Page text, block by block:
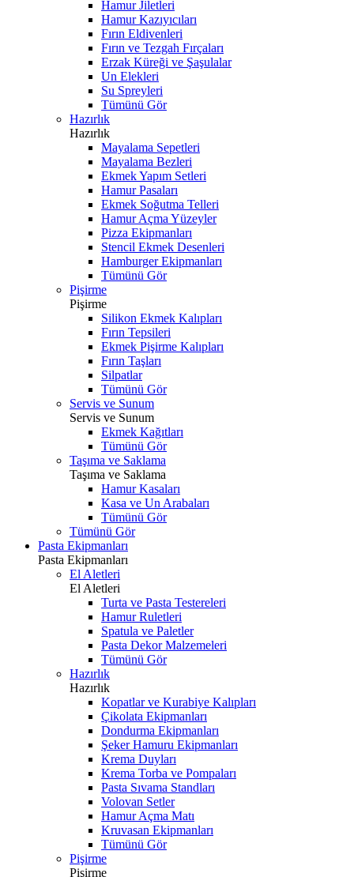
Hamur Jiletleri
Hamur Kazıyıcıları
Fırın Eldivenleri
Fırın ve Tezgah Fırçaları
Erzak Küreği ve Şaşulalar
Un Elekleri
Su Spreyleri
Tümünü Gör
Hazırlık
Hazırlık
Mayalama Sepetleri
Mayalama Bezleri
Ekmek Yapım Setleri
Hamur Pasaları
Ekmek Soğutma Telleri
Hamur Açma Yüzeyler
Pizza Ekipmanları
Stencil Ekmek Desenleri
Hamburger Ekipmanları
Tümünü Gör
Pişirme
Pişirme
Silikon Ekmek Kalıpları
Fırın Tepsileri
Ekmek Pişirme Kalıpları
Fırın Taşları
Silpatlar
Tümünü Gör
Servis ve Sunum
Servis ve Sunum
Ekmek Kağıtları
Tümünü Gör
Taşıma ve Saklama
Taşıma ve Saklama
Hamur Kasaları
Kasa ve Un Arabaları
Tümünü Gör
Tümünü Gör
Pasta Ekipmanları
Pasta Ekipmanları
El Aletleri
El Aletleri
Turta ve Pasta Testereleri
Hamur Ruletleri
Spatula ve Paletler
Pasta Dekor Malzemeleri
Tümünü Gör
Hazırlık
Hazırlık
Kopatlar ve Kurabiye Kalıpları
Çikolata Ekipmanları
Dondurma Ekipmanları
Şeker Hamuru Ekipmanları
Krema Duyları
Krema Torba ve Pompaları
Pasta Sıvama Standları
Volovan Setler
Hamur Açma Matı
Kruvasan Ekipmanları
Tümünü Gör
Pişirme
Pişirme